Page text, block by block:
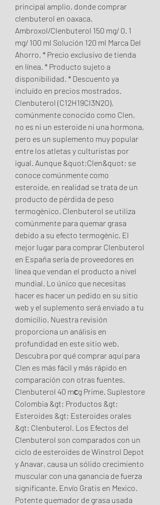
principal amplio, donde comprar
clenbuterol en oaxaca.
Ambroxol/Clenbuterol 150 mg/ 0. 1
mg/ 100 ml Solución 120 ml Marca Del
Ahorro. * Precio exclusivo de tienda
en línea. * Producto sujeto a
disponibilidad. * Descuento ya
incluído en precios mostrados.
Clenbuterol (C12H19Cl3N2O),
comúnmente conocido como Clen,
no es ni un esteroide ni una hormona,
pero es un suplemento muy popular
entre los atletas y culturistas por
igual. Aunque &quot;Clen&quot; se
conoce comúnmente como
esteroide, en realidad se trata de un
producto de pérdida de peso
termogénico. Clenbuterol se utiliza
comúnmente para quemar grasa
debido a su efecto termogénic. El
mejor lugar para comprar Clenbuterol
en España sería de proveedores en
línea que vendan el producto a nivel
mundial. Lo único que necesitas
hacer es hacer un pedido en su sitio
web y el suplemento será enviado a tu
domicilio. Nuestra revisión
proporciona un análisis en
profundidad en este sitio web.
Descubra por qué comprar aquí para
Clen es más fácil y más rápido en
comparación con otras fuentes.
Clenbuterol 40 mсg Prime. Suplestore
Colombia &gt; Productos &gt;
Esteroides &gt; Esteroides orales
&gt; Clenbuterol. Los Efectos del
Clenbuterol son comparados con un
ciclo de esteroides de Winstrol Depot
y Anavar, causa un sólido crecimiento
muscular con una ganancia de fuerza
significante. Envío Gratis en Mexico.
Potente quemador de grasa usada